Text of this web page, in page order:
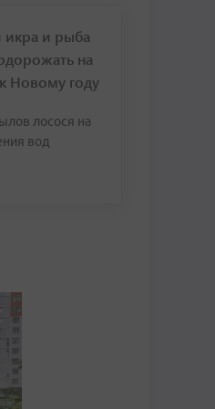
икра и рыба
на
Новому году
лосося на
вод